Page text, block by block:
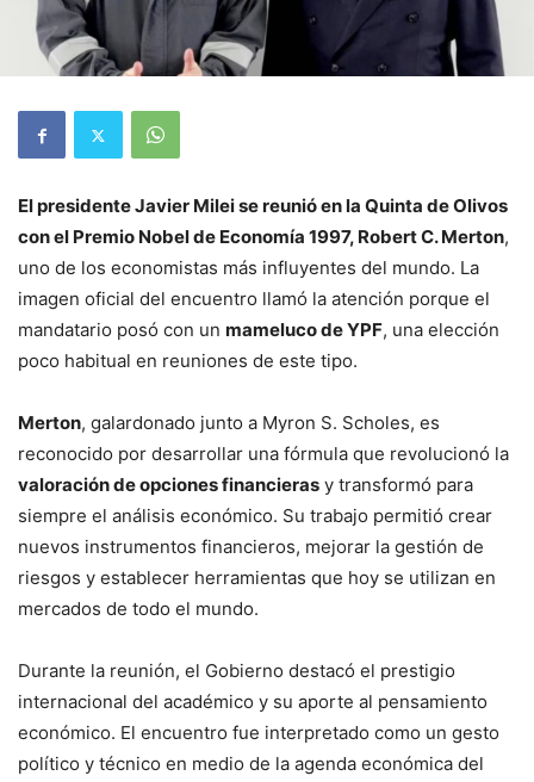
El presidente Javier Milei se reunió en la Quinta de Olivos
con el Premio Nobel de Economía 1997, Robert C. Merton,
uno de los economistas más influyentes del mundo. La
imagen oficial del encuentro llamó la atención porque el
mandatario posó con un mameluco de YPF, una elección
poco habitual en reuniones de este tipo.
Merton, galardonado junto a Myron S. Scholes, es
reconocido por desarrollar una fórmula que revolucionó la
valoración de opciones financieras y transformó para
siempre el análisis económico. Su trabajo permitió crear
nuevos instrumentos financieros, mejorar la gestión de
riesgos y establecer herramientas que hoy se utilizan en
mercados de todo el mundo.
Durante la reunión, el Gobierno destacó el prestigio
internacional del académico y su aporte al pensamiento
económico. El encuentro fue interpretado como un gesto
político y técnico en medio de la agenda económica del